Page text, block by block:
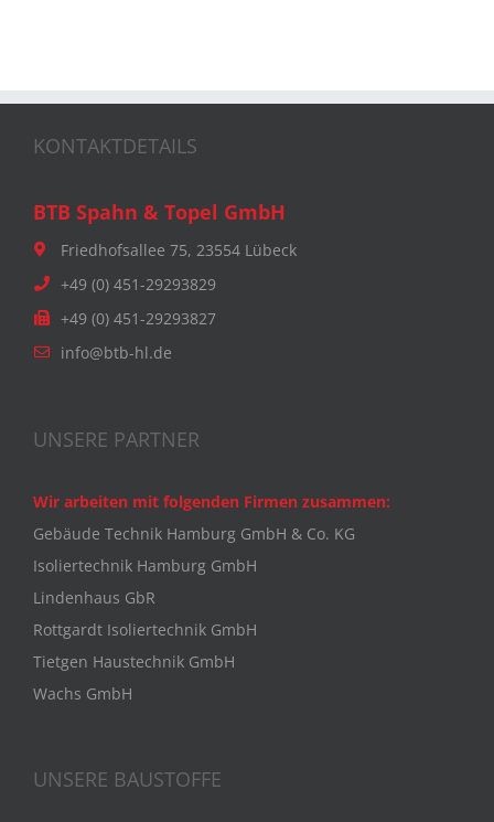
KONTAKTDETAILS
BTB Spahn & Topel GmbH
Friedhofsallee 75, 23554 Lübeck
+49 (0) 451-29293829
+49 (0) 451-29293827
info@btb-hl.de
UNSERE PARTNER
Wir arbeiten mit folgenden Firmen zusammen:
Gebäude Technik Hamburg GmbH & Co. KG
Isoliertechnik Hamburg GmbH
Lindenhaus GbR
Rottgardt Isoliertechnik GmbH
Tietgen Haustechnik GmbH
Wachs GmbH
UNSERE BAUSTOFFE